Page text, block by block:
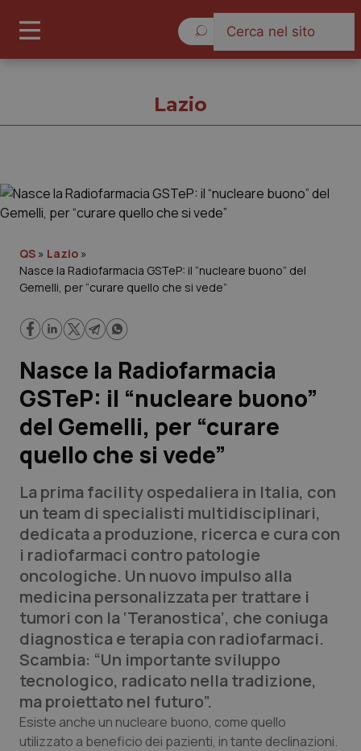
Governo e Parlamento
Regioni e Asl
Lavoro e Professioni
Scienza e Farmaci
Studi e Analisi
Lettere al direttore
Edizioni Regionali
QS Pro
Professionisti Sanitari.AI
Abruzzo
Basilicata
Calabria
QS Pro Gold
Artrite & artrosi
Asma & BPCO
QS Club Newsletter
Lazio
QS » Lazio »
Nasce la Radiofarmacia GSTeP: il “nucleare buono” del
Gemelli, per “curare quello che si vede”
Nasce la Radiofarmacia
GSTeP: il “nucleare buono”
del Gemelli, per “curare
quello che si vede”
La prima facility ospedaliera in Italia, con
un team di specialisti multidisciplinari,
dedicata a produzione, ricerca e cura con
i radiofarmaci contro patologie
oncologiche. Un nuovo impulso alla
medicina personalizzata per trattare i
tumori con la ‘Teranostica’, che coniuga
diagnostica e terapia con radiofarmaci.
Scambia: “Un importante sviluppo
tecnologico, radicato nella tradizione,
ma proiettato nel futuro”.
Esiste anche un nucleare buono, come quello
utilizzato a beneficio dei pazienti, in tante declinazioni.